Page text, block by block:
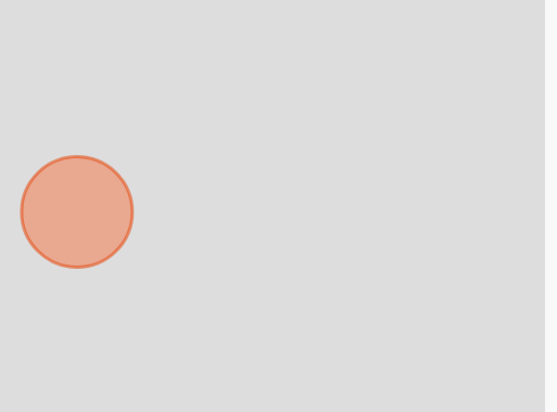
Tus datos están seguros
No compartimos tu información
ni enviamos spam.